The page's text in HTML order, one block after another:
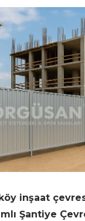
inşaat
Şantiye